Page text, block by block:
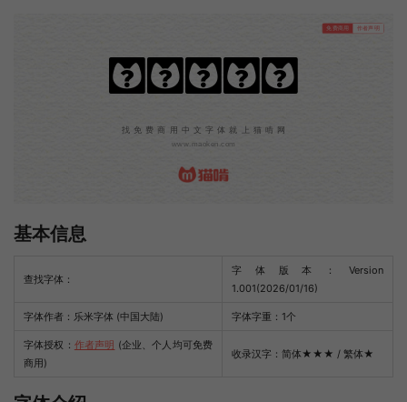
免费商用 作者声明
乐米像素体
找免费商用中文字体就上猫啃网
www.maoken.com
基本信息
查找字体：
字体版本：Version
1.001(2026/01/16)
字体作者：乐米字体 (中国大陆) 字体字重：1个
字体授权： 作者声明 (企业、个人均可免费
商用)
收录汉字：简体★★★ / 繁体★